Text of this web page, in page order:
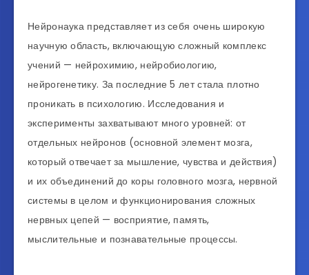
Нейронаука представляет из себя очень широкую
научную область, включающую сложный комплекс
учений — нейрохимию, нейробиологию,
нейрогенетику. За последние 5 лет стала плотно
проникать в психологию. Исследования и
эксперименты захватывают много уровней: от
отдельных нейронов (основной элемент мозга,
который отвечает за мышление, чувства и действия)
и их объединений до коры головного мозга, нервной
системы в целом и функционирования сложных
нервных цепей — восприятие, память,
мыслительные и познавательные процессы.